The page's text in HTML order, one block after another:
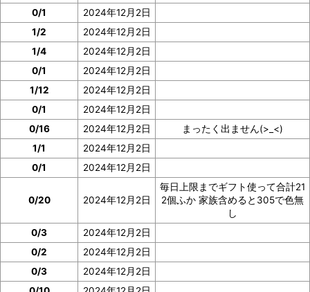
0/1
2024年12月2日
1/2
2024年12月2日
1/4
2024年12月2日
0/1
2024年12月2日
1/12
2024年12月2日
0/1
2024年12月2日
0/16
2024年12月2日
まったく出ません(>_<)
1/1
2024年12月2日
0/1
2024年12月2日
0/20 2024年12月2日
毎日上限までギフト使って合計21
2個ふか 家族含めると305で色無
し
0/3
2024年12月2日
0/2
2024年12月2日
0/3
2024年12月2日